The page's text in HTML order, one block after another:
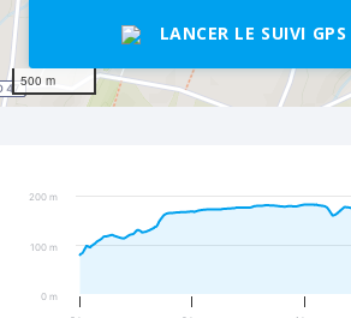
500 m
LANCER LE SUIVI GPS
0 m
100 m
200 m